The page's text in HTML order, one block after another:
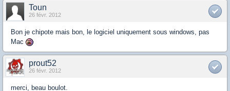
Toun
26 févr. 2012
Bon je chipote mais bon, le logiciel uniquement sous windows, pas
Mac
prout52
26 févr. 2012
merci, beau boulot.